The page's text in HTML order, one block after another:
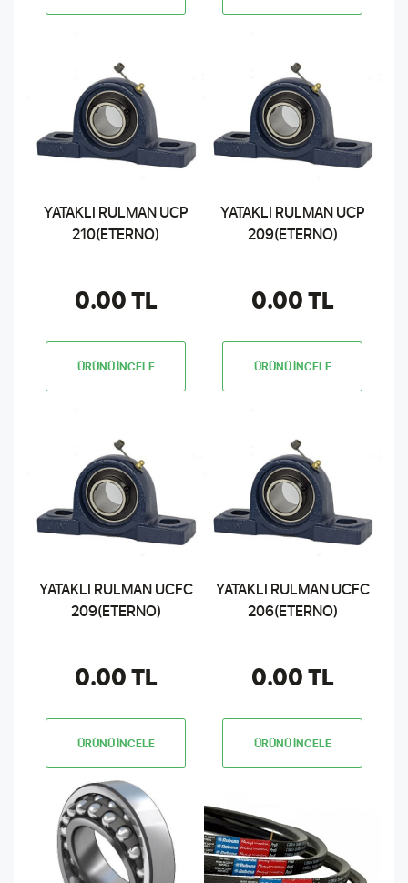
YATAKLI RULMAN UCP
210(ETERNO)
0.00 TL
ÜRÜNÜ İNCELE
YATAKLI RULMAN UCP
209(ETERNO)
0.00 TL
ÜRÜNÜ İNCELE
YATAKLI RULMAN UCFC
209(ETERNO)
0.00 TL
ÜRÜNÜ İNCELE
YATAKLI RULMAN UCFC
206(ETERNO)
0.00 TL
ÜRÜNÜ İNCELE